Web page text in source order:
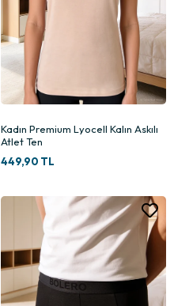
Kadın Premium Lyocell Kalın Askılı
Atlet Ten
449,90 TL